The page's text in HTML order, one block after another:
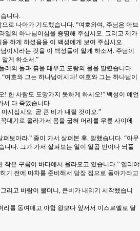
니다.
로 나아가 기도했습니다. “여호와여, 주님은 아브
엘의 하나님이심을 증명해 주십시오. 그리고 제가
하게 하셨음을 이 백성에게 보여 주십시오.
이시라는 것을 이 백성들이 알게 하소서. 주님이
게 하소서.”
의 돌과 흙을 태우고 도랑의 물을 말렸습니다.
호와 그는 하나님이시다! 여호와 그는 하나님이
한 사람도 도망가지 못하게 하시오!” 백성이 예언
서 다 죽였습니다.
시십시오. 곧 큰 비가 내릴 것이오.”
대기로 올라가서 몸을 굽혀 머리를 무릎 사이에
보아라.” 종이 가서 살펴본 후, 말했습니다. “아무
니다. 그가 가서 살펴보는 일이 일곱 번이나 되풀
은 구름이 바다에서 올라오고 있습니다.” 엘리야
기 전에 마차를 준비해서 당장 집으로 돌아가라고
리고 바람이 불더니, 큰비가 내리기 시작했습니
를 동여매고 아합 왕보다 앞서서 이스르엘로 달